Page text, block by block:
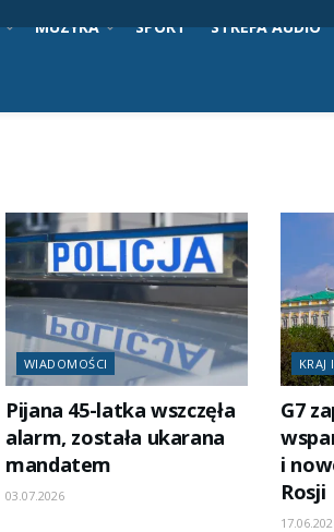
MUZYKA SPORT STREFA AUDIO
WIADOMOŚCI
Pijana 45-latka wszczęła
alarm, została ukarana
mandatem
03.07.2026
KRAJ
G7
i
Rosji